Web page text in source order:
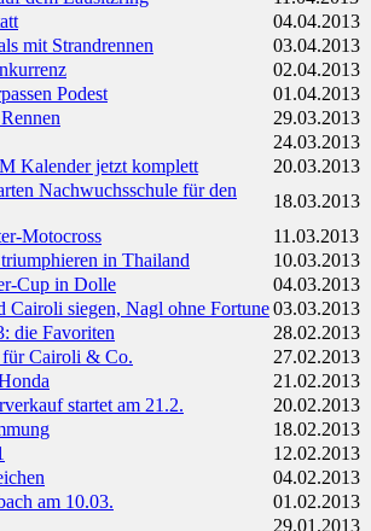
04.04.2013
mit Strandrennen
03.04.2013
02.04.2013
Podest
01.04.2013
29.03.2013
24.03.2013
Kalender jetzt komplett
20.03.2013
Nachwuchsschule für den
18.03.2013
Motocross
11.03.2013
in Thailand
10.03.2013
Cup in Dolle
04.03.2013
Cairoli siegen, Nagl ohne Fortune03.03.2013
die Favoriten
28.02.2013
Cairoli & Co.
27.02.2013
21.02.2013
startet am 21.2.
20.02.2013
18.02.2013
12.02.2013
04.02.2013
am 10.03.
01.02.2013
29.01.2013